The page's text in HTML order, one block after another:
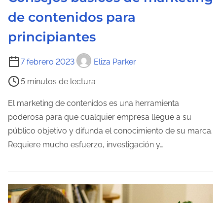
t
r
d
a
de contenidos para
principiantes
7 febrero 2023 Eliza Parker
T
e
m
p
o
d
e
c
5 minutos de lectura
El marketing de contenidos es una herramienta
poderosa para que cualquier empresa llegue a su
público objetivo y difunda el conocimiento de su marca.
Requiere mucho esfuerzo, investigación y…